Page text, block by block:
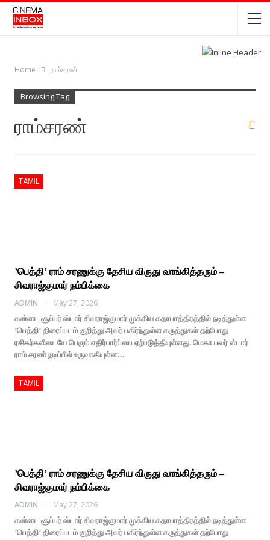
Home ராம்சரண்
Browsing Tag
ராம்சரண்
TAMIL
’பெத்தி’ ராம் சரணுக்கு தேசிய விருது வாங்கித்தரும் –
சிவராஜ்குமார் நம்பிக்கை
ADMIN
May 27, 2026
கன்னட சூப்பர் ஸ்டார் சிவராஜ்குமார் முக்கிய கதாபாத்திரத்தில் நடித்துள்ள
’பெத்தி’ திரைப்படம் குறித்து அவர் பகிர்ந்துள்ள கருத்துகள் தற்போது
ரசிகர்களிடையே பெரும் எதிர்பார்ப்பை ஏற்படுத்தியுள்ளது. மெகா பவர் ஸ்டார்
ராம் சரண் நடிப்பில் உருவாகியுள்ள…
TAMIL
’பெத்தி’ ராம் சரணுக்கு தேசிய விருது வாங்கித்தரும் –
சிவராஜ்குமார் நம்பிக்கை
ADMIN
May 27, 2026
கன்னட சூப்பர் ஸ்டார் சிவராஜ்குமார் முக்கிய கதாபாத்திரத்தில் நடித்துள்ள
’பெத்தி’ திரைப்படம் குறித்து அவர் பகிர்ந்துள்ள கருத்துகள் தற்போது